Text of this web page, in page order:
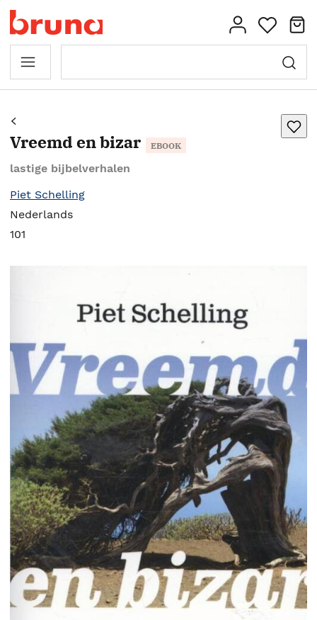
Vreemd en bizar EBOOK
lastige bijbelverhalen
Piet Schelling
Nederlands
101